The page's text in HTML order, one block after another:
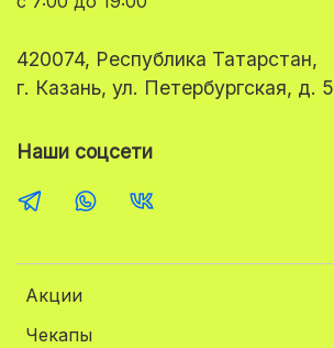
Акции
Чекапы
420074, Республика Татарстан,
г. Казань, ул. Петербургская, д.
Наши соцсети